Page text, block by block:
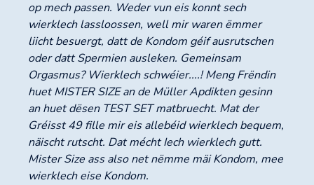
op mech passen. Weder vun eis konnt sech
wierklech lassloossen, well mir waren ëmmer
liicht besuergt, datt de Kondom géif ausrutschen
oder datt Spermien ausleken. Gemeinsam
Orgasmus? Wierklech schwéier....! Meng Frëndin
huet MISTER SIZE an de Müller Apdikten gesinn
an huet dësen TEST SET matbruecht. Mat der
Gréisst 49 fille mir eis allebéid wierklech bequem,
näischt rutscht. Dat mécht Iech wierklech gutt.
Mister Size ass also net nëmme mäi Kondom, mee
wierklech eise Kondom.